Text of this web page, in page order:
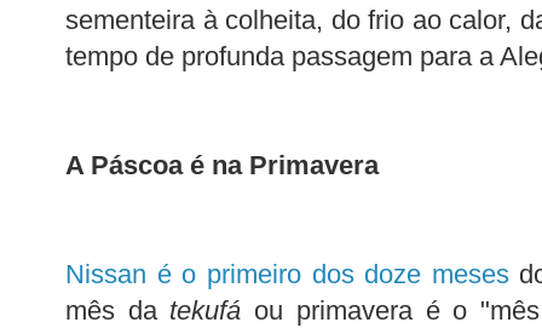
sementeira à colheita, do frio ao calor,
tempo de profunda passagem para a
A Páscoa é na Primavera
Nissan é o primeiro dos doze meses
mês da tekufá ou primavera é o